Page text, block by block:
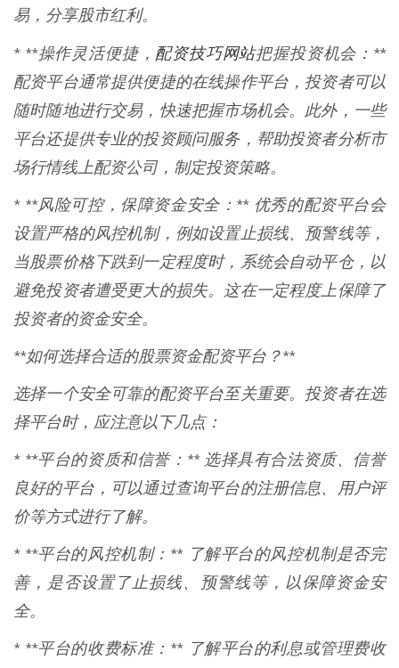
易，分享股市红利。
* **操作灵活便捷， 配资技巧网站把握投资机会：**
配资平台通常提供便捷的在线操作平台，投资者可以
随时随地进行交易，快速把握市场机会。此外，一些
平台还提供专业的投资顾问服务，帮助投资者分析市
场行情线上配资公司，制定投资策略。
* **风险可控，保障资金安全：** 优秀的配资平台会
设置严格的风控机制，例如设置止损线、预警线等，
当股票价格下跌到一定程度时，系统会自动平仓，以
避免投资者遭受更大的损失。这在一定程度上保障了
投资者的资金安全。
**如何选择合适的股票资金配资平台？**
选择一个安全可靠的配资平台至关重要。投资者在选
择平台时，应注意以下几点：
* **平台的资质和信誉：** 选择具有合法资质、信誉
良好的平台，可以通过查询平台的注册信息、用户评
价等方式进行了解。
* **平台的风控机制：** 了解平台的风控机制是否完
善，是否设置了止损线、预警线等，以保障资金安
全。
* **平台的收费标准：** 了解平台的利息或管理费收